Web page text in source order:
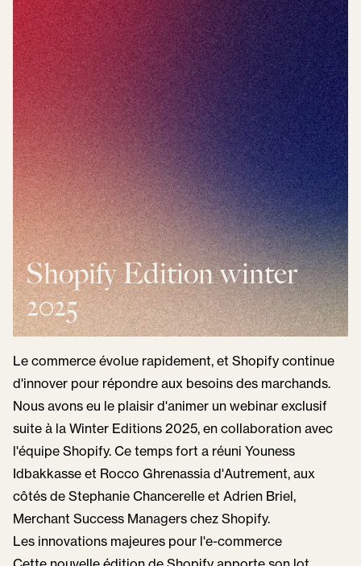
Shopify Edition winter
2025
Le commerce évolue rapidement, et Shopify continue
d'innover pour répondre aux besoins des marchands.
Nous avons eu le plaisir d'animer un webinar exclusif
suite à la Winter Editions 2025, en collaboration avec
l'équipe Shopify. Ce temps fort a réuni Youness
Idbakkasse et Rocco Ghrenassia d'Autrement, aux
côtés de Stephanie Chancerelle et Adrien Briel,
Merchant Success Managers chez Shopify.
Les innovations majeures pour l'e-commerce